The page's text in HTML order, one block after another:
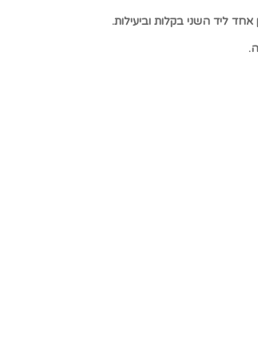
ליד השני בקלות וביעילות.